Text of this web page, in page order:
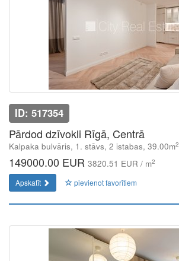
ID: 517354
Pārdod dzīvokli Rīgā, Centrā
Kalpaka bulvāris, 1. stāvs, 2 istabas, 39.00m2
149000.00 EUR 3820.51 EUR / m2
Apskatīt pievienot favorītiem